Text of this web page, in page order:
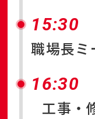
15:30
職場長ミ
16:30
工事・